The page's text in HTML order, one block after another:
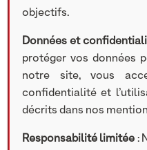
précise Grégoire
Le Private
dans Challenges à
notre étude en
HEREZ : Baromètre
français. Cette étude
objectifs.
Données et
protéger vos données
notre site, vous
confidentialité et
décrits dans nos
Responsabilité limitée :